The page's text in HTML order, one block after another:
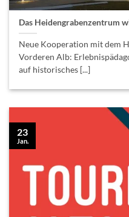
Das Heidengrabenzentrum
Neue Kooperation mit dem
Vorderen Alb:
auf historisches [...]
23
Jan.